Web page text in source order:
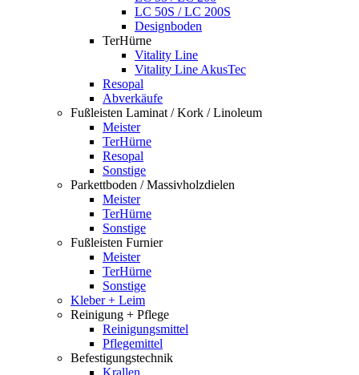
LC 50S / LC 200S
Designboden
TerHürne
Vitality Line
Vitality Line AkusTec
Resopal
Abverkäufe
Fußleisten Laminat / Kork / Linoleum
Meister
TerHürne
Resopal
Sonstige
Parkettboden / Massivholzdielen
Meister
TerHürne
Sonstige
Fußleisten Furnier
Meister
TerHürne
Sonstige
Kleber + Leim
Reinigung + Pflege
Reinigungsmittel
Pflegemittel
Befestigungstechnik